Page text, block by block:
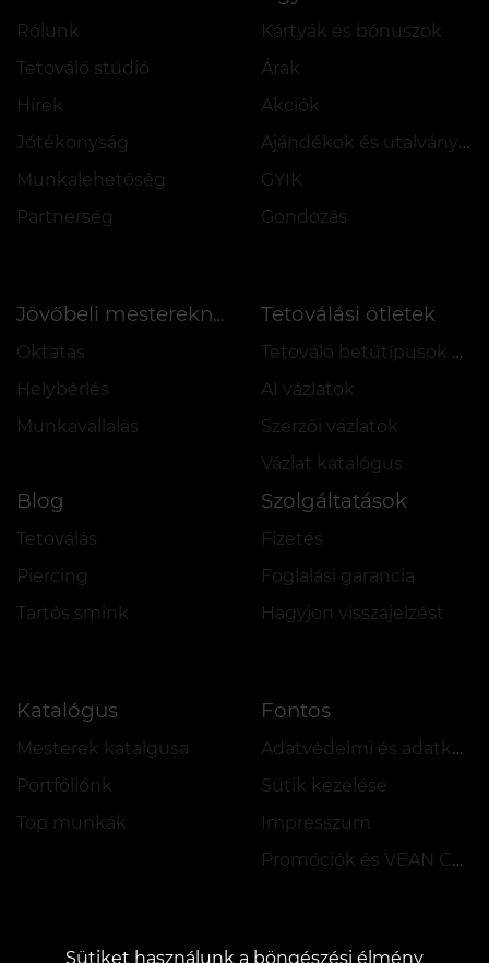
Rólunk
Tetováló stúdió
Hírek
Jótékonyság
Munkalehetőség
Partnerség
Kártyák és bónuszok
Árak
Akciók
Ajándékok és utalványok
GYIK
Gondozás
Jövőbeli mestereknek
Oktatás
Helybérlés
Munkavállalás
Tetoválási ötletek
Tetováló betűtípusok online
AI vázlatok
Szerzői vázlatok
Vázlat katalógus
Blog
Tetoválás
Piercing
Tartós smink
Szolgáltatások
Fizetés
Foglalási garancia
Hagyjon visszajelzést
Katalógus
Mesterek katalgusa
Portfóliónk
Top munkák
Fontos
Adatvédelmi és adatkezelési szabályzat
Sütik kezelése
Impresszum
Promóciók és VEAN COINS szabályzata
Sütiket használunk a böngészési élmény